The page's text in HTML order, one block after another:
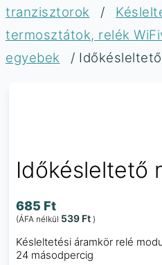
tranzisztorok
/
termosztátok, relék
egyebek
/
Időkésleltető
685 Ft
(ÁFA nélkül 539 Ft )
Késleltetési áramkör relé
24 másodpercig